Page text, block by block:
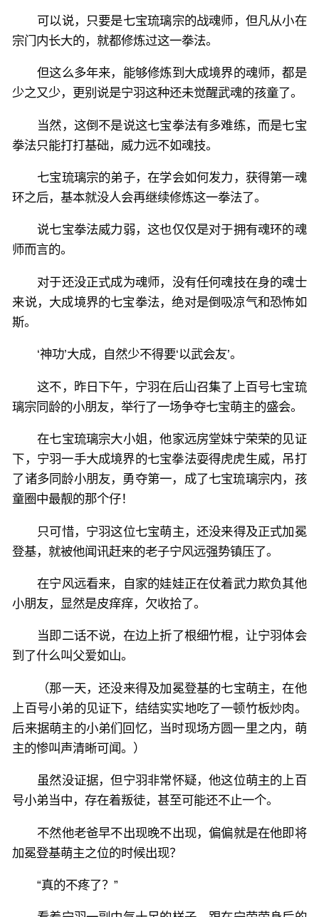
可以说，只要是七宝琉璃宗的战魂师，但凡从小在
宗门内长大的，就都修炼过这一拳法。
但这么多年来，能够修炼到大成境界的魂师，都是
少之又少，更别说是宁羽这种还未觉醒武魂的孩童了。
当然，这倒不是说这七宝拳法有多难练，而是七宝
拳法只能打打基础，威力远不如魂技。
七宝琉璃宗的弟子，在学会如何发力，获得第一魂
环之后，基本就没人会再继续修炼这一拳法了。
说七宝拳法威力弱，这也仅仅是对于拥有魂环的魂
师而言的。
对于还没正式成为魂师，没有任何魂技在身的魂士
来说，大成境界的七宝拳法，绝对是倒吸凉气和恐怖如
斯。
‘神功’大成，自然少不得要‘以武会友’。
这不，昨日下午，宁羽在后山召集了上百号七宝琉
璃宗同龄的小朋友，举行了一场争夺七宝萌主的盛会。
在七宝琉璃宗大小姐，他家远房堂妹宁荣荣的见证
下，宁羽一手大成境界的七宝拳法耍得虎虎生威，吊打
了诸多同龄小朋友，勇夺第一，成了七宝琉璃宗内，孩
童圈中最靓的那个仔！
只可惜，宁羽这位七宝萌主，还没来得及正式加冕
登基，就被他闻讯赶来的老子宁风远强势镇压了。
在宁风远看来，自家的娃娃正在仗着武力欺负其他
小朋友，显然是皮痒痒，欠收拾了。
当即二话不说，在边上折了根细竹棍，让宁羽体会
到了什么叫父爱如山。
（那一天，还没来得及加冕登基的七宝萌主，在他
上百号小弟的见证下，结结实实地吃了一顿竹板炒肉。
后来据萌主的小弟们回忆，当时现场方圆一里之内，萌
主的惨叫声清晰可闻。）
虽然没证据，但宁羽非常怀疑，他这位萌主的上百
号小弟当中，存在着叛徒，甚至可能还不止一个。
不然他老爸早不出现晚不出现，偏偏就是在他即将
加冕登基萌主之位的时候出现？
“真的不疼了？”